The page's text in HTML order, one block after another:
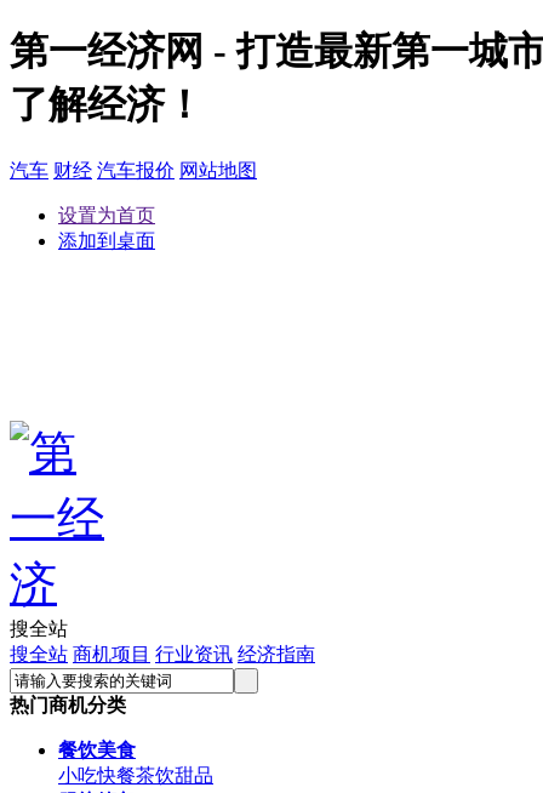
第一经济网 - 打造最新第一城
了解经济！
汽车 财经 汽车报价 网站地图
设置为首页
添加到桌面
搜全站
搜全站 商机项目 行业资讯 经济指南
热门商机分类
餐饮美食
小吃快餐茶饮甜品